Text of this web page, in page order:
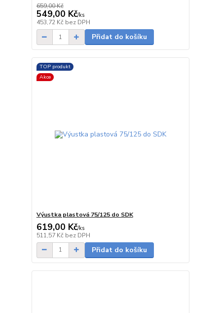
659,00 Kč
549,00 Kč/ks
453,72 Kč bez DPH
Přidat do košíku
TOP produkt
Akce
Výustka plastová 75/125 do SDK
619,00 Kč/ks
511,57 Kč bez DPH
Přidat do košíku